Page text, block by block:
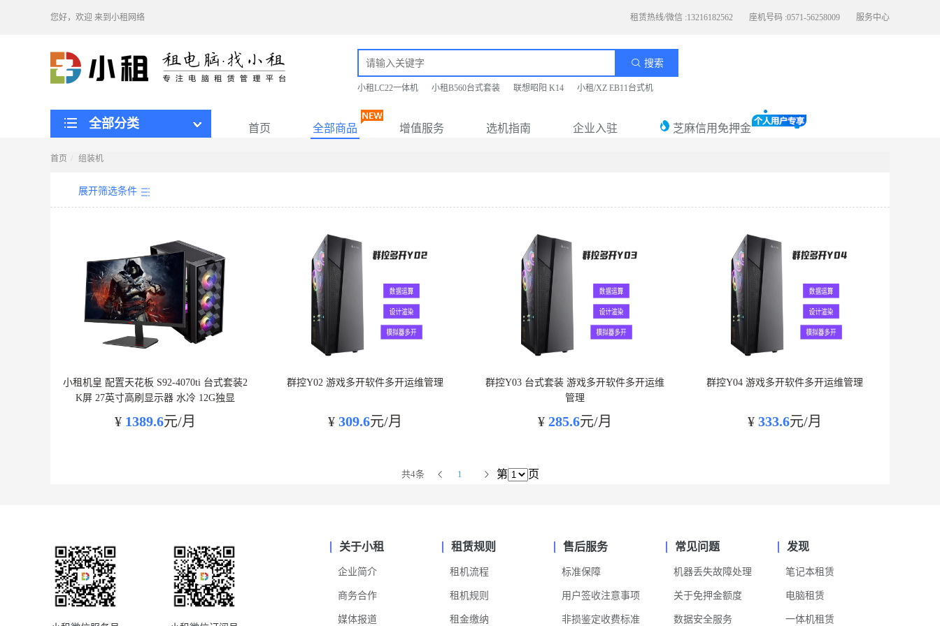
您好，欢迎 来到小租网络 租赁热线/微信 :13216182562 座机号码 :0571-56258009 服务中心
搜索
小租LC22一体机 小租B560台式套装 联想昭阳 K14 小租/XZ EB11台式机
全部分类 首页 全部商品 增值服务 选机指南 企业入驻 芝麻信用免押金
首页 组装机
展开筛选条件
小租机皇 配置天花板 S92-4070ti 台式套装2
K屏 27英寸高刷显示器 水冷 12G独显
¥ 1389.6元/月
群控Y02 游戏多开软件多开运维管理
¥ 309.6元/月
群控Y03 台式套装 游戏多开软件多开运维
管理
¥ 285.6元/月
群控Y04 游戏多开软件多开运维管理
¥ 333.6元/月
共4条 1 第 页
关于小租
企业简介
商务合作
媒体报道
租赁规则
租机流程
租机规则
租金缴纳
售后服务
标准保障
用户签收注意事项
非损鉴定收费标准
常见问题
机器丢失故障处理
关于免押金额度
数据安全服务
发现
笔记本租赁
电脑租赁
一体机租赁